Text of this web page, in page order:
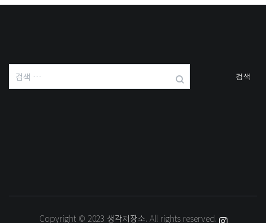
검
색:
Copyright © 2023 생각저장소. All rights reserved.